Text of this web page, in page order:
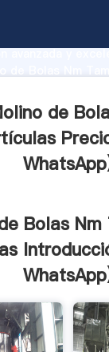
avanzada y
de
WhatsApp
Bolas
WhatsApp